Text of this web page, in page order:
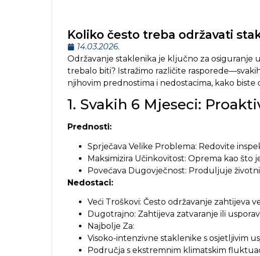
Koliko često treba održavati
14.03.2026.
Održavanje staklenika je ključno za osiguranje
trebalo biti? Istražimo različite
njihovim prednostima i nedostacima, kako
1. Svakih 6 Mjeseci:
Prednosti:
Sprječava Velike Problema: Redovite
Maksimizira Učinkovitost: Oprema kao što
Povećava Dugovječnost: Produljuje
Nedostaci:
Veći Troškovi: Često održavanje zahtijeva
Dugotrajno: Zahtijeva zatvaranje ili
Najbolje Za:
Visoko-intenzivne staklenike s osjetljivim
Područja s ekstremnim klimatskim